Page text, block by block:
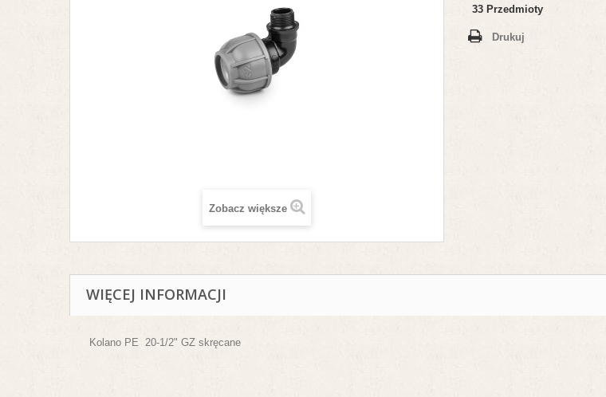
Zobacz większe
33 Przedmioty
Drukuj
WIĘCEJ INFORMACJI
Kolano PE 20-1/2" GZ skręcane